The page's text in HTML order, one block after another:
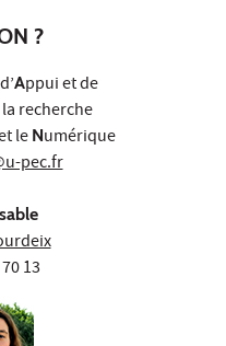
?
Appui et de
recherche
le Numérique
pec.fr
13